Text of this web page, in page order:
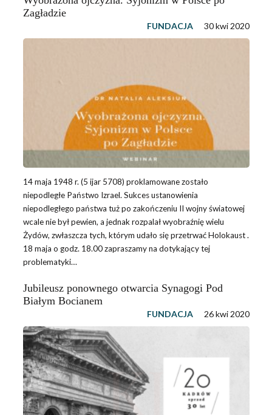
Zagładzie
FUNDACJA 30 kwi 2020
14 maja 1948 r. (5 ijar 5708) proklamowane zostało
niepodległe Państwo Izrael. Sukces ustanowienia
niepodległego państwa tuż po zakończeniu II wojny światowej
wcale nie był pewien, a jednak rozpalał wyobraźnię wielu
Żydów, zwłaszcza tych, którym udało się przetrwać Holokaust .
18 maja o godz. 18.00 zapraszamy na dotykający tej
problematyki…
Jubileusz ponownego otwarcia Synagogi Pod
Białym Bocianem
FUNDACJA 26 kwi 2020